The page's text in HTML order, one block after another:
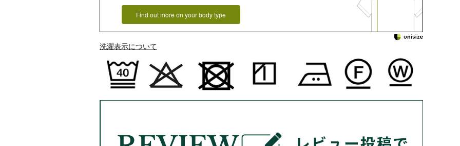
Find out more on your body type
洗濯表示について